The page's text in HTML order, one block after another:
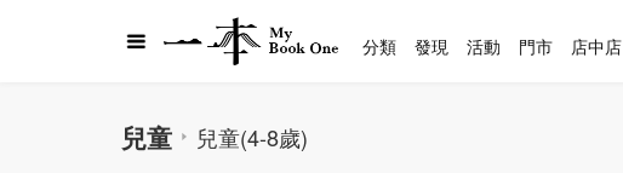
兒童 兒童(4-8歲)
分類 發現 活動 門市 店中店